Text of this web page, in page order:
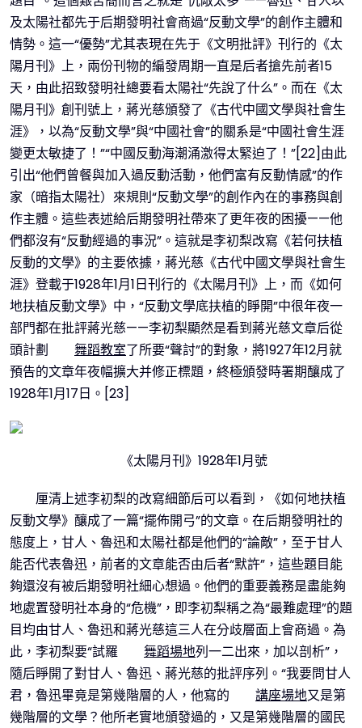
及太陽社都先于后期發明社會商過“反動文學”的創作主體和
情勢。這一“優勢”尤其表現在先于《文明批評》刊行的《太
陽月刊》上，兩份刊物的編發周期一直是后者搶先前者15
天，由此招致發明社總要看太陽社“先說了什么”。而在《太
陽月刊》創刊號上，蔣光慈頒發了《古代中國文學與社會生
涯》，以為“反動文學”與“中國社會”的關系是“中國社會生涯
變更太敏捷了！”“中國反動海潮涌激得太緊迫了！”[22]由此
引出“他們曾餐與加入過反動活動，他們富有反動情感”的作
家（暗指太陽社）來規則“反動文學”的創作內在的事務與創
作主體。這些表述給后期發明社帶來了更年夜的困擾——他
們都沒有“反動經過的事況”。這就是李初梨改寫《若何扶植
反動的文學》的主要依據，蔣光慈《古代中國文學與社會生
涯》登載于1928年1月1日刊行的《太陽月刊》上，而《如何
地扶植反動文學》中，“反動文學底扶植的睜開”中很年夜一
部門都在批評蔣光慈——李初梨顯然是看到蔣光慈文章后從
頭計劃
舞蹈教室了所要“聲討”的對象，將1927年12月就
預告的文章年夜幅擴大并修正標題，終極頒發時署期釀成了
1928年1月17日。[23]
《太陽月刊》1928年1月號
厘清上述李初梨的改寫細節后可以看到，《如何地扶植
反動文學》釀成了一篇“擺佈開弓”的文章。在后期發明社的
態度上，甘人、魯迅和太陽社都是他們的“論敵”，至于甘人
能否代表魯迅，前者的文章能否由后者“默許”，這些題目能
夠還沒有被后期發明社細心想過。他們的重要義務是盡能夠
地處置發明社本身的“危機”，即李初梨稱之為“最難處理”的題
目均由甘人、魯迅和蔣光慈這三人在分歧層面上會商過。為
此，李初梨要“試羅
舞蹈場地列一二出來，加以剖析”，
隨后睜開了對甘人、魯迅、蔣光慈的批評序列。“我要問甘人
君，魯迅畢竟是第幾階層的人，他寫的
講座場地又是第
幾階層的文學？他所老實地頒發過的，又是第幾階層的國民